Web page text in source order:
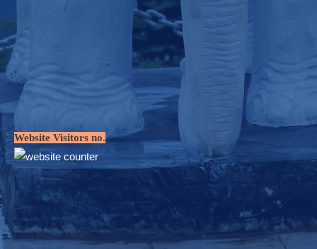
Website Visitors no.